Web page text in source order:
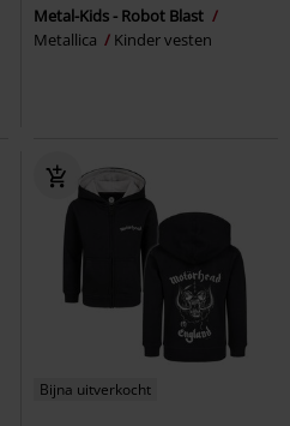
Metal-Kids - Robot Blast
Metallica
Kinder vesten
Bijna uitverkocht